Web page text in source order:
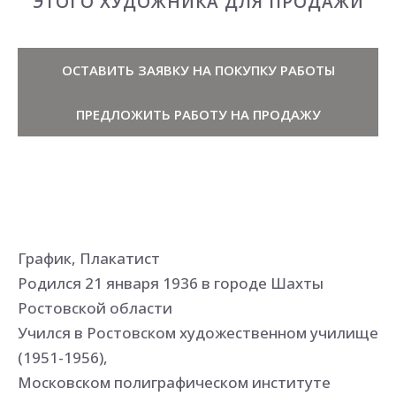
ОСТАВИТЬ ЗАЯВКУ НА ПОКУПКУ РАБОТЫ
ПРЕДЛОЖИТЬ РАБОТУ НА ПРОДАЖУ
График, Плакатист
Родился 21 января 1936 в городе Шахты
Ростовской области
Учился в Ростовском художественном училище
(1951-1956),
Московском полиграфическом институте